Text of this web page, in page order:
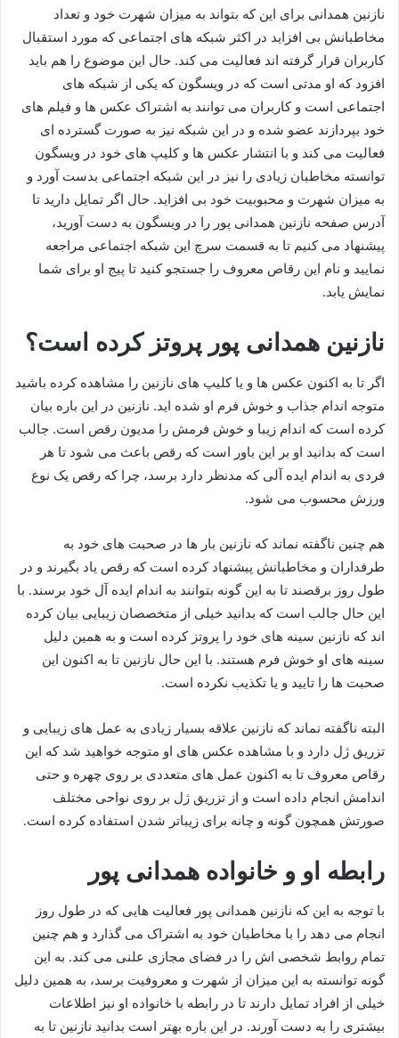
نازنین همدانی برای این که بتواند به میزان شهرت خود و تعداد
مخاطبانش بی افزاید در اکثر شبکه های اجتماعی که مورد استقبال
کاربران قرار گرفته اند فعالیت می کند. حال این موضوع را هم باید
افزود که او مدتی است که در ویسگون که یکی از شبکه های
اجتماعی است و کاربران می‌ توانند به اشتراک عکس ها و فیلم های
خود بپردازند عضو شده و در این شبکه نیز به صورت گسترده ای
فعالیت می کند و با انتشار عکس ها و کلیپ های خود در ویسگون
توانسته مخاطبان زیادی را نیز در این شبکه اجتماعی بدست آورد و
به میزان شهرت و محبوبیت خود بی افزاید. حال اگر تمایل دارید تا
آدرس صفحه نازنین همدانی پور را در ویسگون به دست آورید،
پیشنهاد می کنیم تا به قسمت سرچ این شبکه اجتماعی مراجعه
نمایید و نام این رقاص معروف را جستجو کنید تا پیج او برای شما
نمایش یابد.
نازنین همدانی پور پروتز کرده است؟
اگر تا به اکنون عکس ها و یا کلیپ های نازنین را مشاهده کرده باشید
متوجه اندام جذاب و خوش فرم او شده اید. نازنین در این باره بیان
کرده است که اندام زیبا و خوش فرمش را مدیون رقص است. جالب
است که بدانید او بر این باور است که رقص باعث می‌ شود تا هر
فردی به اندام ایده آلی که مدنظر دارد برسد، چرا که رقص یک نوع
ورزش محسوب می شود.
هم چنین ناگفته نماند که نازنین بار ها در صحبت های خود به
طرفداران و مخاطبانش پیشنهاد کرده است که رقص یاد بگیرند و در
طول روز برقصند تا به این گونه بتوانند به اندام ایده آل خود برسند. با
این حال جالب است که بدانید خیلی از متخصصان زیبایی بیان کرده
اند که نازنین سینه های خود را پروتز کرده است و به همین دلیل
سینه های او خوش فرم هستند. با این حال نازنین تا به اکنون این
صحبت‌ ها را تایید و یا تکذیب نکرده است.
البته ناگفته نماند که نازنین علاقه بسیار زیادی به عمل های زیبایی و
تزریق ژل دارد و با مشاهده عکس های او متوجه خواهید شد که این
رقاص معروف تا به اکنون عمل های متعددی بر روی چهره و حتی
اندامش انجام داده است و از تزریق ژل بر روی نواحی مختلف
صورتش همچون گونه و چانه برای زیباتر شدن استفاده کرده است.
رابطه او و خانواده همدانی پور
با توجه به این که نازنین همدانی پور فعالیت هایی که در طول روز
انجام می‌ دهد را با مخاطبان خود به اشتراک می‌ گذارد و هم چنین
تمام روابط شخصی اش را در فضای مجازی علنی می کند. به این
گونه توانسته به این میزان از شهرت و معروفیت برسد، به همین دلیل
خیلی از افراد تمایل دارند تا در رابطه با خانواده او نیز اطلاعات
بیشتری را به دست آورند. در این باره بهتر است بدانید نازنین تا به